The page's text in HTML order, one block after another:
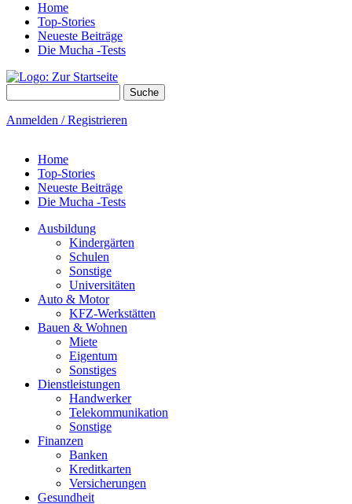
Home
Top-Stories
Neueste Beiträge
Die Mucha -Tests
Anmelden / Registrieren
Home
Top-Stories
Neueste Beiträge
Die Mucha -Tests
Ausbildung
Kindergärten
Schulen
Sonstige
Universitäten
Auto & Motor
KFZ-Werkstätten
Bauen & Wohnen
Miete
Eigentum
Sonstiges
Dienstleistungen
Handwerker
Telekommunikation
Sonstige
Finanzen
Banken
Kreditkarten
Versicherungen
Gesundheit